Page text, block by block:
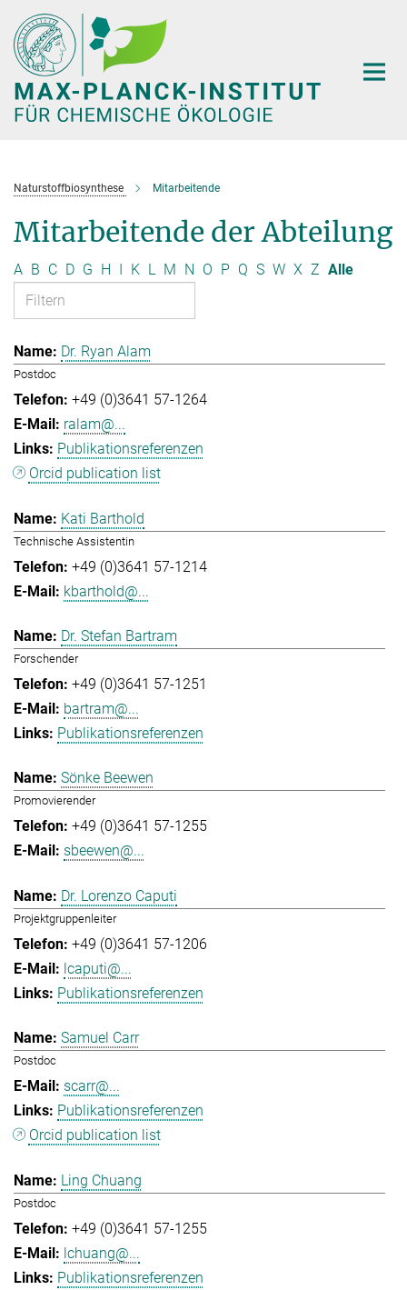
Hauptinhalt
Naturstoffbiosynthese Mitarbeitende
Mitarbeitende der Abteilung
A B C D G H I K L M N O P Q S W X Z Alle
Dr. Ryan Alam
Postdoc
+49 (0)3641 57-1264
ralam@...
Publikationsreferenzen
Orcid publication list
Kati Barthold
Technische Assistentin
+49 (0)3641 57-1214
kbarthold@...
Dr. Stefan Bartram
Forschender
+49 (0)3641 57-1251
bartram@...
Publikationsreferenzen
Sönke Beewen
Promovierender
+49 (0)3641 57-1255
sbeewen@...
Dr. Lorenzo Caputi
Projektgruppenleiter
+49 (0)3641 57-1206
lcaputi@...
Publikationsreferenzen
Samuel Carr
Postdoc
scarr@...
Publikationsreferenzen
Orcid publication list
Ling Chuang
Postdoc
+49 (0)3641 57-1255
lchuang@...
Publikationsreferenzen